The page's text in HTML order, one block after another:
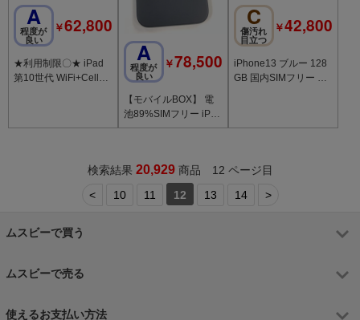
A
程度が
良い
￥62,800
★利用制限〇★ iPad
第10世代 WiFi+Cellul
A
程度が
良い
￥78,500
【モバイルBOX】 電
池89%SIMフリー iPho
ne15 128GB ブラック
C
傷汚れ
目立つ
￥42,800
iPhone13 ブルー 128
GB 国内SIMフリー 送
検索結果 20,929商品 12 ページ目
<
10 11 12 13 14 >
ムスビーで買う
ムスビーで売る
使えるお支払い方法